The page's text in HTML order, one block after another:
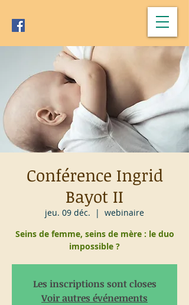
Conférence Ingrid
Bayot II
jeu. 09 déc.
  |
webinaire
Seins de femme, seins de mère : le duo
impossible ?
Les inscriptions sont closes
Voir autres événements